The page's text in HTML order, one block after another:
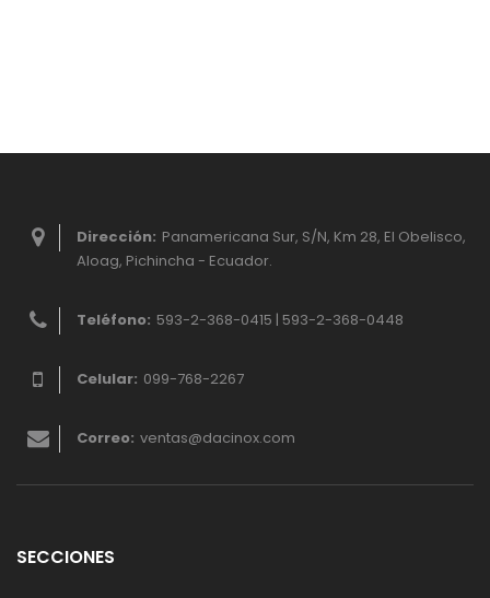
Dirección: Panamericana Sur, S/N, Km 28, El Obelisco,
Aloag, Pichincha - Ecuador.
Teléfono: 593-2-368-0415 | 593-2-368-0448
Celular: 099-768-2267
Correo: ventas@dacinox.com
SECCIONES